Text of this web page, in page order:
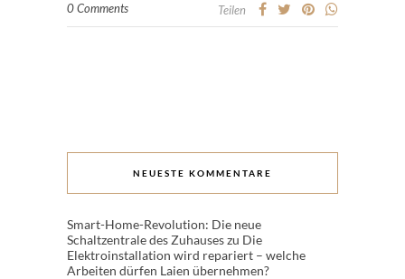
0 Comments Teilen
NEUESTE KOMMENTARE
Smart-Home-Revolution: Die neue
Schaltzentrale des Zuhauseszu Die
Elektroinstallation wird repariert – welche
Arbeiten dürfen Laien übernehmen?